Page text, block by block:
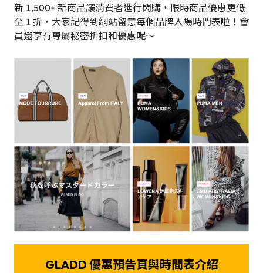
新 1,500+ 新商品讓消費者進行閃購，限時商品優惠更低
至 1 折，大家記得到網站留意每個品牌入場時間表啦！會
員還享有專屬秘密折扣和優惠呢～
GLADD 優惠預告頁與時間表介紹